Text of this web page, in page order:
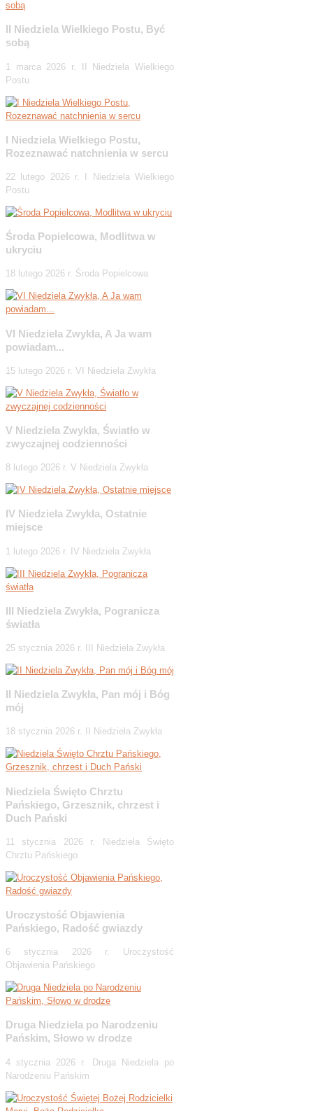
II Niedziela Wielkiego Postu, Być
sobą
1 marca 2026 r. II Niedziela Wielkiego
Postu
I Niedziela Wielkiego Postu,
Rozeznawać natchnienia w sercu
22 lutego 2026 r. I Niedziela Wielkiego
Postu
Środa Popielcowa, Modlitwa w
ukryciu
18 lutego 2026 r. Środa Popielcowa
VI Niedziela Zwykła, A Ja wam
powiadam...
15 lutego 2026 r. VI Niedziela Zwykła
V Niedziela Zwykła, Światło w
zwyczajnej codzienności
8 lutego 2026 r. V Niedziela Zwykła
IV Niedziela Zwykła, Ostatnie
miejsce
1 lutego 2026 r. IV Niedziela Zwykła
III Niedziela Zwykła, Pogranicza
światła
25 stycznia 2026 r. III Niedziela Zwykła
II Niedziela Zwykła, Pan mój i Bóg
mój
18 stycznia 2026 r. II Niedziela Zwykła
Niedziela Święto Chrztu
Pańskiego, Grzesznik, chrzest i
Duch Pański
11 stycznia 2026 r. Niedziela Święto
Chrztu Pańskiego
Uroczystość Objawienia
Pańskiego, Radość gwiazdy
6 stycznia 2026 r. Uroczystość
Objawienia Pańskiego
Druga Niedziela po Narodzeniu
Pańskim, Słowo w drodze
4 stycznia 2026 r. Druga Niedziela po
Narodzeniu Pańskim